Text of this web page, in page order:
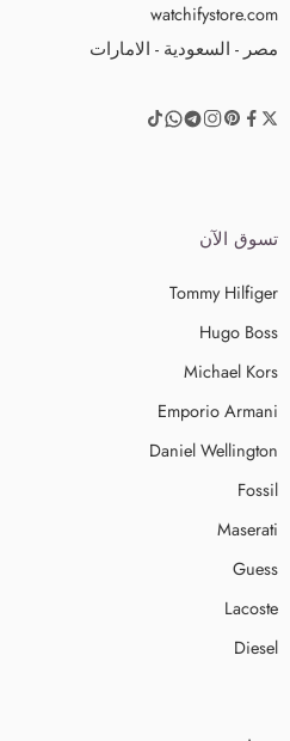
watchifystore.com
مصر - السعودية - الامارات
تسوق الآن
Tommy Hilfiger
Hugo Boss
Michael Kors
Emporio Armani
Daniel Wellington
Fossil
Maserati
Guess
Lacoste
Diesel